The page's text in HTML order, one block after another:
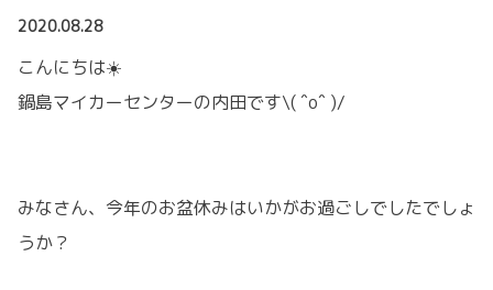
2020.08.28
こんにちは☀️
鍋島マイカーセンターの内田です\( ˆoˆ )/
みなさん、今年のお盆休みはいかがお過ごしでしたでしょ
うか？